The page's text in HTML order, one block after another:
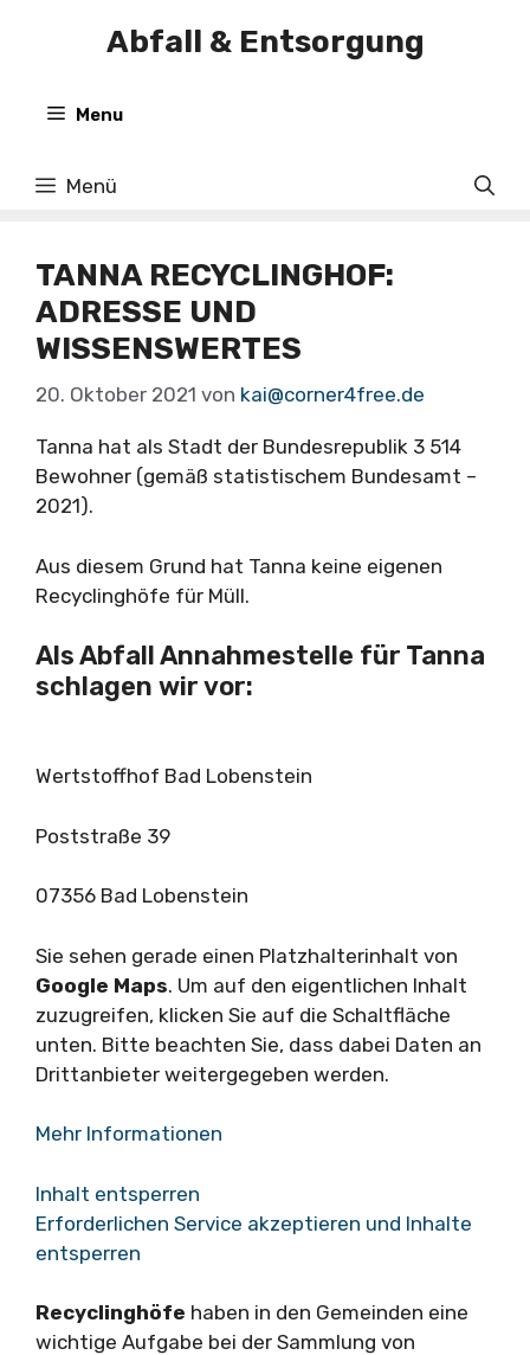
Abfall & Entsorgung
Menu
Menü
TANNA RECYCLINGHOF:
ADRESSE UND
WISSENSWERTES
20. Oktober 2021 von kai@corner4free.de
Tanna hat als Stadt der Bundesrepublik 3 514
Bewohner (gemäß statistischem Bundesamt –
2021).
Aus diesem Grund hat Tanna keine eigenen
Recyclinghöfe für Müll.
Als Abfall Annahmestelle für Tanna
schlagen wir vor:
Wertstoffhof Bad Lobenstein
Poststraße 39
07356 Bad Lobenstein
Sie sehen gerade einen Platzhalterinhalt von
Google Maps. Um auf den eigentlichen Inhalt
zuzugreifen, klicken Sie auf die Schaltfläche
unten. Bitte beachten Sie, dass dabei Daten an
Drittanbieter weitergegeben werden.
Mehr Informationen
Inhalt entsperren
Erforderlichen Service akzeptieren und Inhalte
entsperren
Recyclinghöfe haben in den Gemeinden eine
wichtige Aufgabe bei der Sammlung von